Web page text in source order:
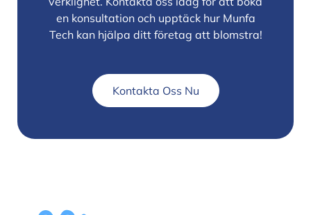
en konsultation och upptäck hur Munfa
Tech kan hjälpa ditt företag att blomstra!
Kontakta Oss Nu